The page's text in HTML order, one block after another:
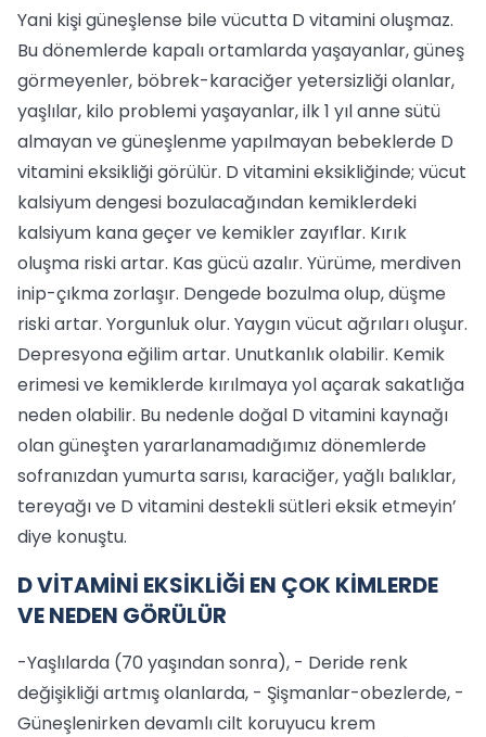
Yani kişi güneşlense bile vücutta D vitamini oluşmaz.
Bu dönemlerde kapalı ortamlarda yaşayanlar, güneş
görmeyenler, böbrek-karaciğer yetersizliği olanlar,
yaşlılar, kilo problemi yaşayanlar, ilk 1 yıl anne sütü
almayan ve güneşlenme yapılmayan bebeklerde D
vitamini eksikliği görülür. D vitamini eksikliğinde; vücut
kalsiyum dengesi bozulacağından kemiklerdeki
kalsiyum kana geçer ve kemikler zayıflar. Kırık
oluşma riski artar. Kas gücü azalır. Yürüme, merdiven
inip-çıkma zorlaşır. Dengede bozulma olup, düşme
riski artar. Yorgunluk olur. Yaygın vücut ağrıları oluşur.
Depresyona eğilim artar. Unutkanlık olabilir. Kemik
erimesi ve kemiklerde kırılmaya yol açarak sakatlığa
neden olabilir. Bu nedenle doğal D vitamini kaynağı
olan güneşten yararlanamadığımız dönemlerde
sofranızdan yumurta sarısı, karaciğer, yağlı balıklar,
tereyağı ve D vitamini destekli sütleri eksik etmeyin’
diye konuştu.
D VİTAMİNİ EKSİKLİĞİ EN ÇOK KİMLERDE
VE NEDEN GÖRÜLÜR
-Yaşlılarda (70 yaşından sonra), - Deride renk
değişikliği artmış olanlarda, - Şişmanlar-obezlerde, -
Güneşlenirken devamlı cilt koruyucu krem